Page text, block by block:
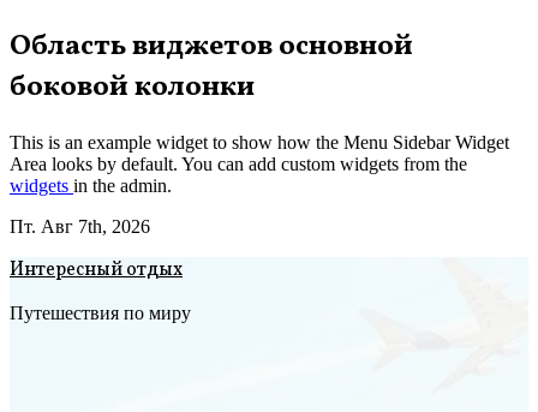
Перейти
к
содержимому
Область виджетов основной
боковой колонки
This is an example widget to show how the Menu Sidebar Widget
Area looks by default. You can add custom widgets from the
widgets in the admin.
Пт. Авг 7th, 2026
Интересный отдых
Путешествия по миру